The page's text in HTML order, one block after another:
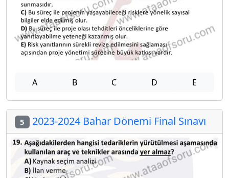
A B C D E
5 2023-2024 Bahar Dönemi Final Sınavı